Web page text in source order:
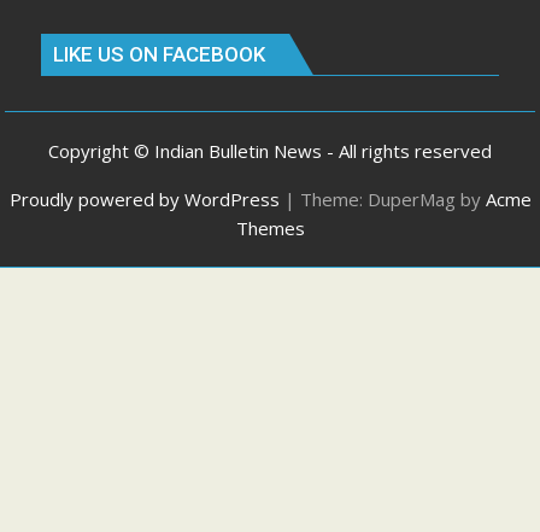
LIKE US ON FACEBOOK
Copyright © Indian Bulletin News - All rights reserved
Proudly powered by WordPress | Theme: DuperMag by Acme
Themes